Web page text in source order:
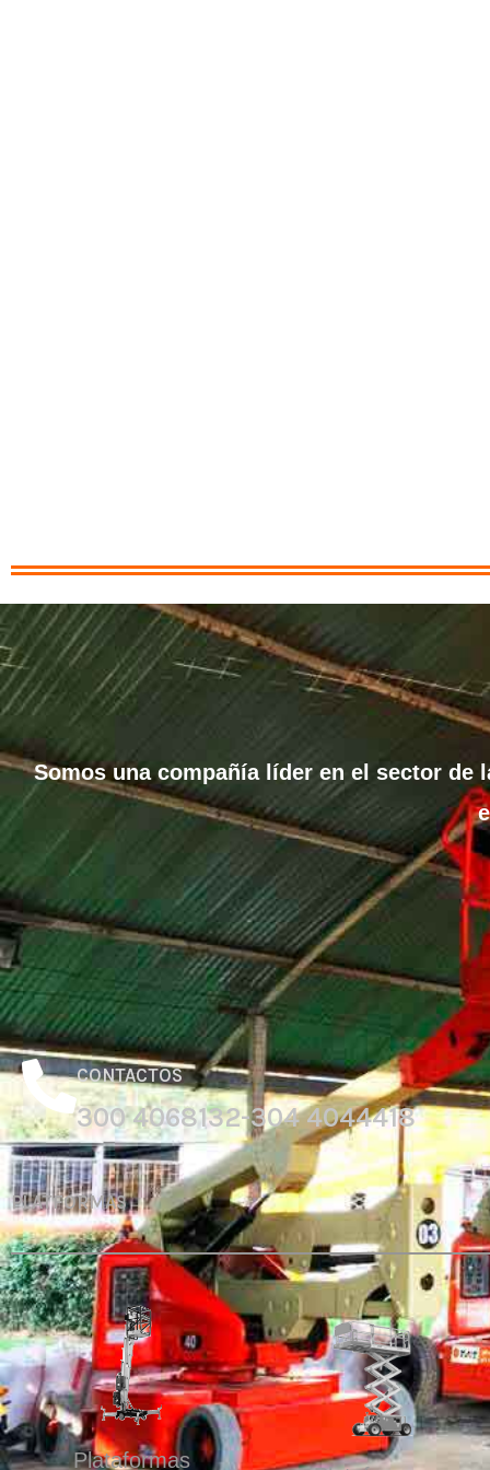
Somos una compañía líder en el sector
CONTACTOS
300 4068132-304 4044418
PLATFORMAS
Plataformas